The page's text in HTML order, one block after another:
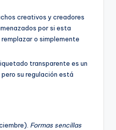
creativos y creadores
por si esta
o simplemente
transparente es un
su regulación está
Formas sencillas